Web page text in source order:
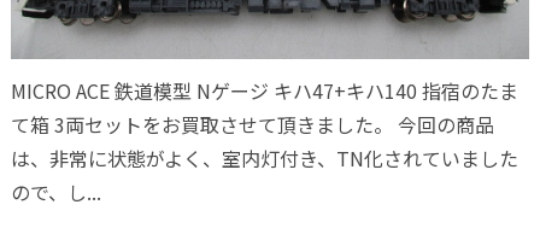
MICRO ACE 鉄道模型 Nゲージ キハ47+キハ140 指宿のたま
て箱 3両セットをお買取させて頂きました。 今回の商品
は、非常に状態がよく、室内灯付き、TN化されていました
ので、し...